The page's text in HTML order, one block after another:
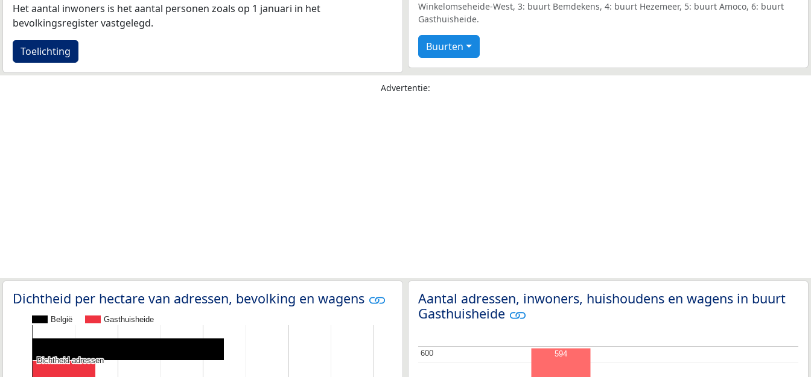
Het aantal inwoners is het aantal personen zoals op 1 januari in het
bevolkingsregister vastgelegd.
Toelichting
Winkelomseheide-West, 3: buurt Bemdekens, 4: buurt Hezemeer, 5: buurt Amoco, 6: buurt
Gasthuisheide.
Buurten
Advertentie:
Dichtheid per hectare van adressen, bevolking en wagens
België Gasthuisheide
Dichtheid adressen
Dichtheid adressen
Aantal adressen, inwoners, huishoudens en wagens in buurt
Gasthuisheide
600
600 594